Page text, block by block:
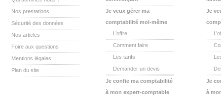
Nos prestations
Sécurité des données
Nos articles
Foire aux questions
Mentions légales
Plan du site
Je veux gérer ma
comptabilité moi-même
L’offre
Comment faire
Les tarifs
Demander un devis
Je confie ma comptabilité
à mon expert-comptable
Je
Je
à